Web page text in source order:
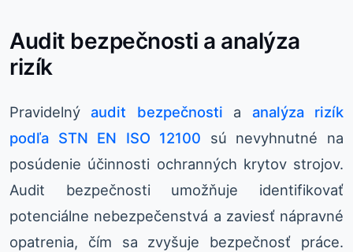
Audit bezpečnosti a analýza
rizík
Pravidelnýaudit bezpečnosti a analýza rizík
podľa STN EN ISO 12100 sú nevyhnutné na
posúdenie účinnosti ochranných krytov strojov.
Audit bezpečnosti umožňuje identifikovať
potenciálne nebezpečenstvá a zaviesť nápravné
opatrenia, čím sa zvyšuje bezpečnosť práce.